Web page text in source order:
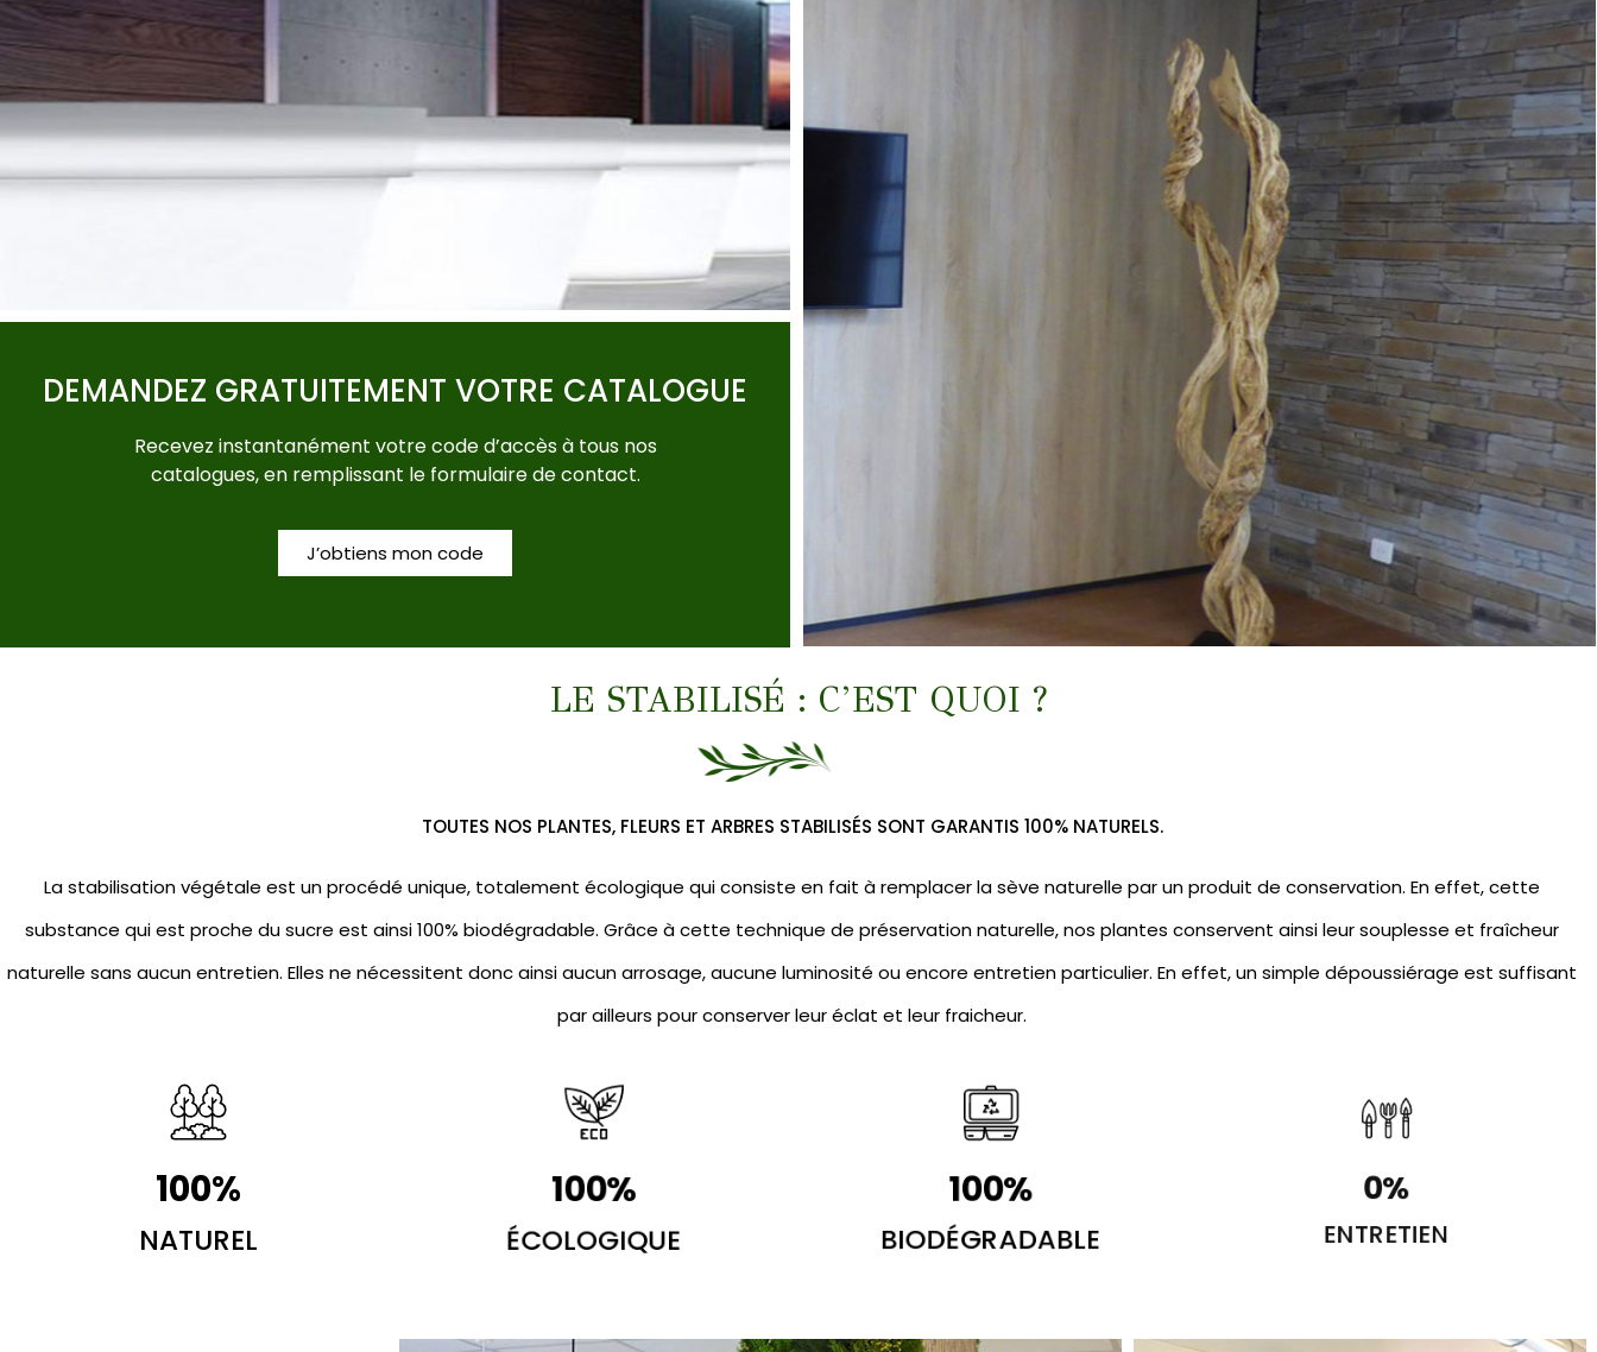
POTS & BACS
DEMANDEZ GRATUITEMENT VOTRE CATALOGUE
Recevez instantanément votre code d’accès à tous nos
catalogues, en remplissant le formulaire de contact.
J’obtiens mon code
LIANES & TRONCS
LE STABILISÉ : C’EST QUOI ?
TOUTES NOS PLANTES, FLEURS ET ARBRES STABILISÉS SONT GARANTIS 100% NATURELS.
La stabilisation végétale est un procédé unique, totalement écologique qui consiste en fait à remplacer la sève naturelle par un produit de conservation. En effet, cette
substance qui est proche du sucre est ainsi 100% biodégradable. Grâce à cette technique de préservation naturelle, nos plantes conservent ainsi leur souplesse et fraîcheur
naturelle sans aucun entretien. Elles ne nécessitent donc ainsi aucun arrosage, aucune luminosité ou encore entretien particulier. En effet, un simple dépoussiérage est suffisant
par ailleurs pour conserver leur éclat et leur fraicheur.
NATUREL
100%
ÉCOLOGIQUE
100%
BIODÉGRADABLE
100%
ENTRETIEN
0%